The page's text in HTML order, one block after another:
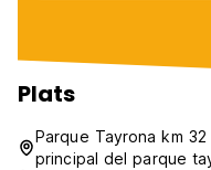
Plats
Parque Tayrona km
principal del parque